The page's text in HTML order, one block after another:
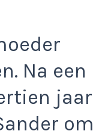
Na een
jaar
om